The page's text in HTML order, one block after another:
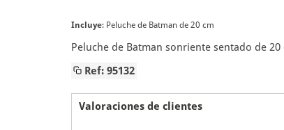
Incluye: Peluche de Batman de 20 cm
Peluche de Batman sonriente sentado de
Ref: 95132
Valoraciones de clientes